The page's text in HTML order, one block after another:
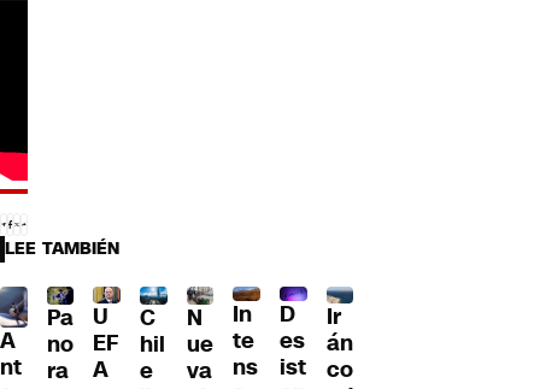
LEE TAMBIÉN
A
nt
Pa
no
ra
U
EF
A
C
hil
e
N
ue
va
In
te
ns
D
es
ist
Ir
án
co